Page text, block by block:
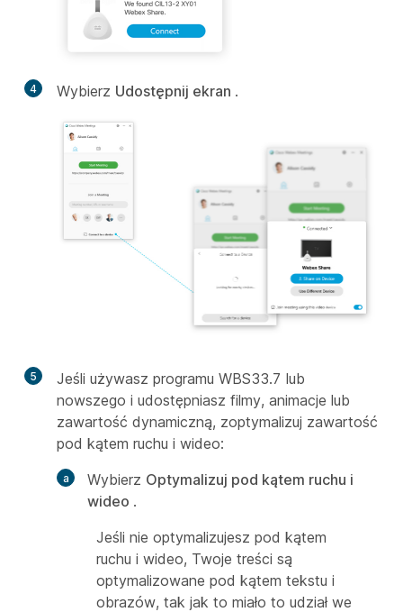
4 Wybierz Udostępnij ekran .
5
Jeśli używasz programu WBS33.7 lub
nowszego i udostępniasz filmy, animacje lub
zawartość dynamiczną, zoptymalizuj zawartość
pod kątem ruchu i wideo:
Wybierz Optymalizuj pod kątem ruchu i
wideo .
Jeśli nie optymalizujesz pod kątem
ruchu i wideo, Twoje treści są
optymalizowane pod kątem tekstu i
obrazów, tak jak to miało to udział we